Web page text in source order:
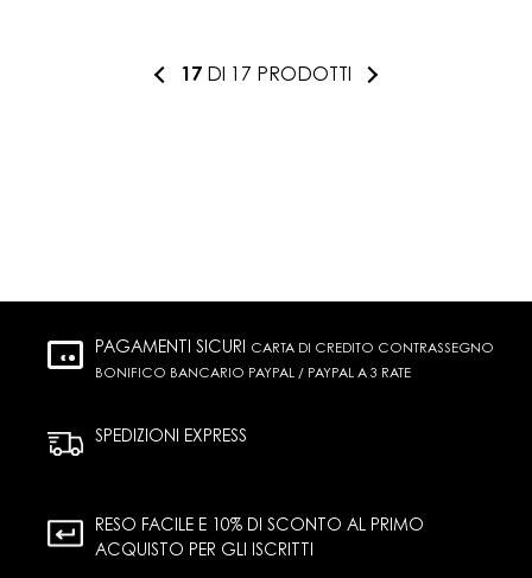
17 DI 17 PRODOTTI
PAGAMENTI SICURI CARTA DI CREDITO CONTRASSEGNO
BONIFICO BANCARIO PAYPAL / PAYPAL A 3 RATE
SPEDIZIONI EXPRESS
RESO FACILE E 10% DI SCONTO AL PRIMO
ACQUISTO PER GLI ISCRITTI